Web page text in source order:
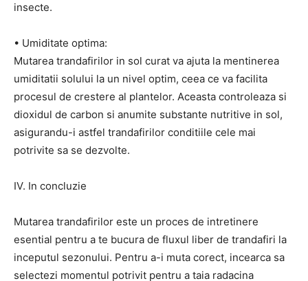
insecte.
• Umiditate optima:
Mutarea trandafirilor in sol curat va ajuta la mentinerea
umiditatii solului la un nivel optim, ceea ce va facilita
procesul de crestere al plantelor. Aceasta controleaza si
dioxidul de carbon si anumite substante nutritive in sol,
asigurandu-i astfel trandafirilor conditiile cele mai
potrivite sa se dezvolte.
IV. In concluzie
Mutarea trandafirilor este un proces de intretinere
esential pentru a te bucura de fluxul liber de trandafiri la
inceputul sezonului. Pentru a-i muta corect, incearca sa
selectezi momentul potrivit pentru a taia radacina